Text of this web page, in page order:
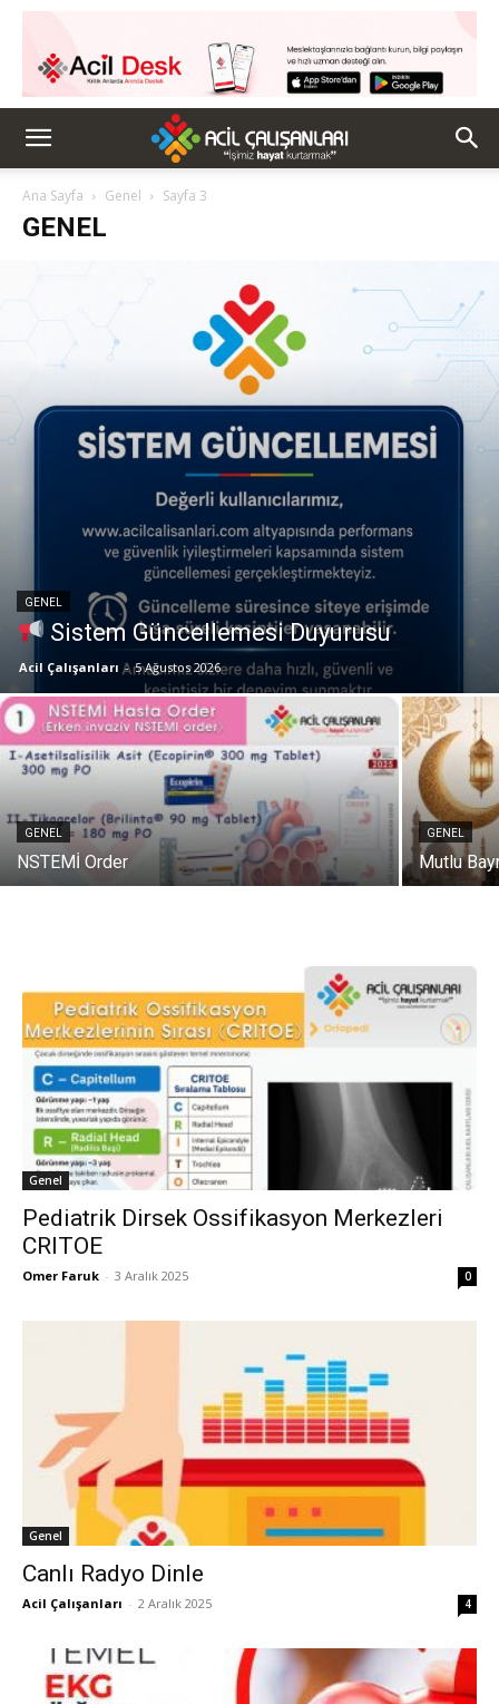
Ana Sayfa Genel Sayfa 3
GENEL
GENEL
Sistem Güncellemesi Duyurusu
Acil Çalışanları - 5 Ağustos 2026
GENEL
NSTEMİ Order
GENEL
Mutlu
Genel
Pediatrik Dirsek Ossifikasyon Merkezleri
CRITOE
Omer Faruk - 3 Aralık 2025 0
Genel
Canlı Radyo Dinle
Acil Çalışanları - 2 Aralık 2025 4